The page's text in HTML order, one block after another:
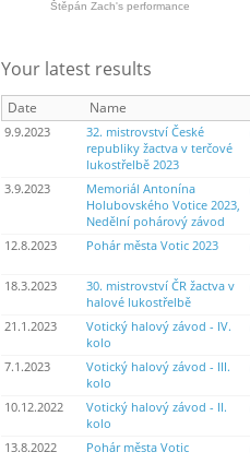
Štěpán Zach's performance
Your latest results
Date Name
9.9.2023
32. mistrovství České
republiky žactva v terčové
lukostřelbě 2023
3.9.2023
Memoriál Antonína
Holubovského Votice 2023,
Nedělní pohárový závod
12.8.2023 Pohár města Votic 2023
18.3.2023
30. mistrovství ČR žactva v
halové lukostřelbě
21.1.2023
Votický halový závod - IV.
kolo
7.1.2023
Votický halový závod - III.
kolo
10.12.2022
Votický halový závod - II.
kolo
13.8.2022 Pohár města Votic